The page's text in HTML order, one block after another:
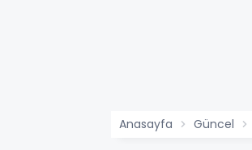
Anasayfa Güncel